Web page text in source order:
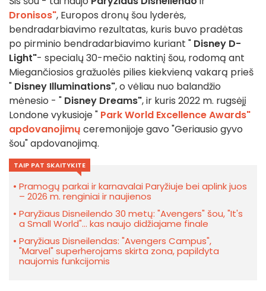
Dronisos", Europos dronų šou lyderės,
bendradarbiavimo rezultatas, kuris buvo pradėtas
po pirminio bendradarbiavimo kuriant " Disney D-
Light"- specialų 30-mečio naktinį šou, rodomą ant
Miegančiosios gražuolės pilies kiekvieną vakarą prieš
" Disney Illuminations", o vėliau nuo balandžio
mėnesio - " Disney Dreams", ir kuris 2022 m. rugsėjį
Londone vykusioje " Park World Excellence Awards"
apdovanojimų ceremonijoje gavo "Geriausio gyvo
šou" apdovanojimą.
TAIP PAT SKAITYKITE
Pramogų parkai ir karnavalai Paryžiuje bei aplink juos
– 2026 m. renginiai ir naujienos
Paryžiaus Disneilendo 30 metų: "Avengers" šou, "It's
a Small World"... kas naujo didžiajame finale
Paryžiaus Disneilendas: "Avengers Campus",
"Marvel" superherojams skirta zona, papildyta
naujomis funkcijomis